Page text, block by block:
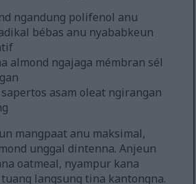
ngandung polifenol anu
bébas anu nyababkeun
almond ngajaga mémbran sél
asam oleat ngirangan
mangpaat anu maksimal,
unggal dintenna. Anjeun
oatmeal, nyampur kana
langsung tina kantongna.